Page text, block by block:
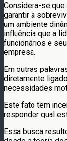
Considera-se
garantir a
um ambiente
influência que a
funcionários e
empresa.
Em outras
diretamente
necessidades
Este fato tem
responder qual
Essa busca